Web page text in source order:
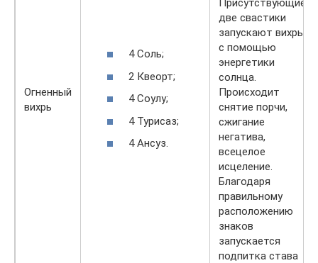
Огненный
вихрь
4 Соль;
2 Квеорт;
4 Соулу;
4 Турисаз;
4 Ансуз.
две свастики
запускают вихрь
с помощью
энергетики
солнца.
Происходит
снятие порчи,
сжигание
негатива,
всецелое
исцеление.
Благодаря
правильному
расположению
знаков
запускается
подпитка става